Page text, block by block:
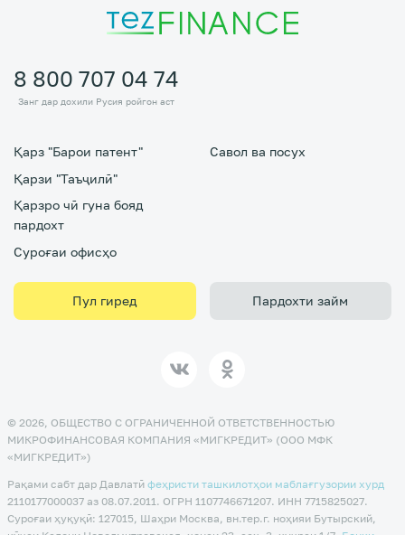
8 800 707 04 74
Занг дар дохили Русия ройгон аст
Қарз "Барои патент"
Қарзи "Таъҷилӣ"
Қарзро чӣ гуна бояд
пардохт
Суроғаи офисҳо
Савол ва посух
Пул гиред Пардохти займ
© 2026, ОБЩЕСТВО С ОГРАНИЧЕННОЙ ОТВЕТСТВЕННОСТЬЮ
МИКРОФИНАНСОВАЯ КОМПАНИЯ «МИГКРЕДИТ» (ООО МФК
«МИГКРЕДИТ»)
Рақами сабт дар Давлатӣ феҳристи ташкилотҳои маблағгузории хурд
2110177000037 аз 08.07.2011. ОГРН 1107746671207. ИНН 7715825027.
Суроғаи ҳуқуқӣ: 127015, Шаҳри Москва, вн.тер.г. ноҳияи Бутырский,